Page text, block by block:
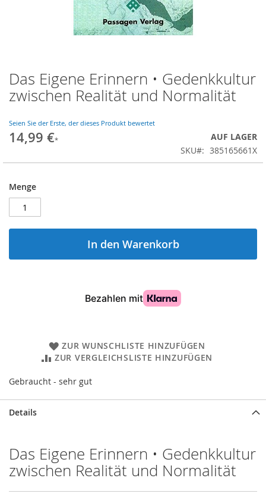
Zum
Anfang
der
springen
Das Eigene Erinnern • Gedenkkultur
zwischen Realität und Normalität
Seien Sie der Erste, der dieses Produkt bewertet
14,99 €
AUF LAGER
SKU
385165661X
Menge
In den Warenkorb
ZUR WUNSCHLISTE HINZUFÜGEN
ZUR VERGLEICHSLISTE HINZUFÜGEN
Gebraucht - sehr gut
Details
Das Eigene Erinnern • Gedenkkultur
zwischen Realität und Normalität